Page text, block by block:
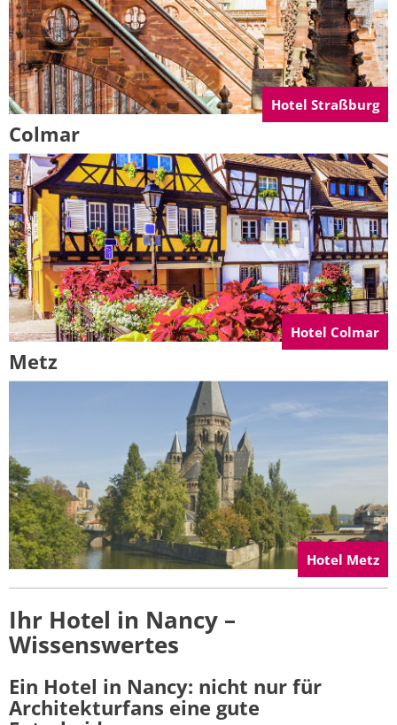
Hotel Straßburg
Colmar
Hotel Colmar
Metz
Hotel Metz
Ihr Hotel in Nancy –
Wissenswertes
Ein Hotel in Nancy: nicht nur für
Architekturfans eine gute